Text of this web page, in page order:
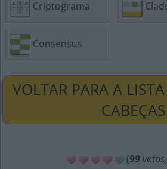
Criptograma
Consensus
VOLTAR PARA A
CABEÇAS
(99